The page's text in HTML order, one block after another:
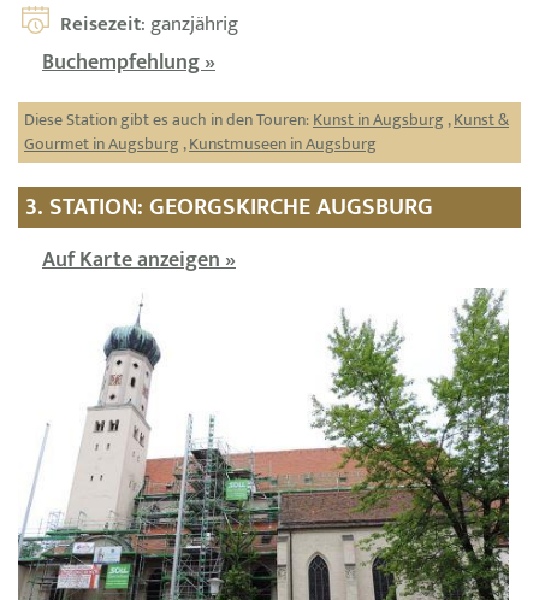
Reisezeit: ganzjährig
Buchempfehlung »
Diese Station gibt es auch in den Touren:Kunst in Augsburg ,Kunst &
Gourmet in Augsburg ,Kunstmuseen in Augsburg
3. STATION: GEORGSKIRCHE AUGSBURG
Auf Karte anzeigen »